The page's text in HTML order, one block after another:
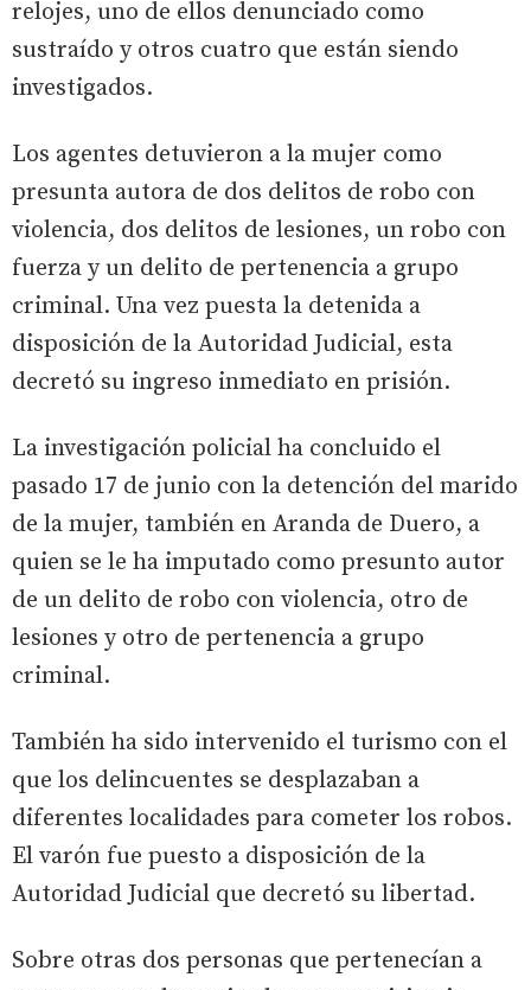
relojes, uno de ellos denunciado como
sustraído y otros cuatro que están siendo
investigados.
Los agentes detuvieron a la mujer como
presunta autora de dos delitos de robo con
violencia, dos delitos de lesiones, un robo con
fuerza y un delito de pertenencia a grupo
criminal. Una vez puesta la detenida a
disposición de la Autoridad Judicial, esta
decretó su ingreso inmediato en prisión.
La investigación policial ha concluido el
pasado 17 de junio con la detención del marido
de la mujer, también en Aranda de Duero, a
quien se le ha imputado como presunto autor
de un delito de robo con violencia, otro de
lesiones y otro de pertenencia a grupo
criminal.
También ha sido intervenido el turismo con el
que los delincuentes se desplazaban a
diferentes localidades para cometer los robos.
El varón fue puesto a disposición de la
Autoridad Judicial que decretó su libertad.
Sobre otras dos personas que pertenecían a